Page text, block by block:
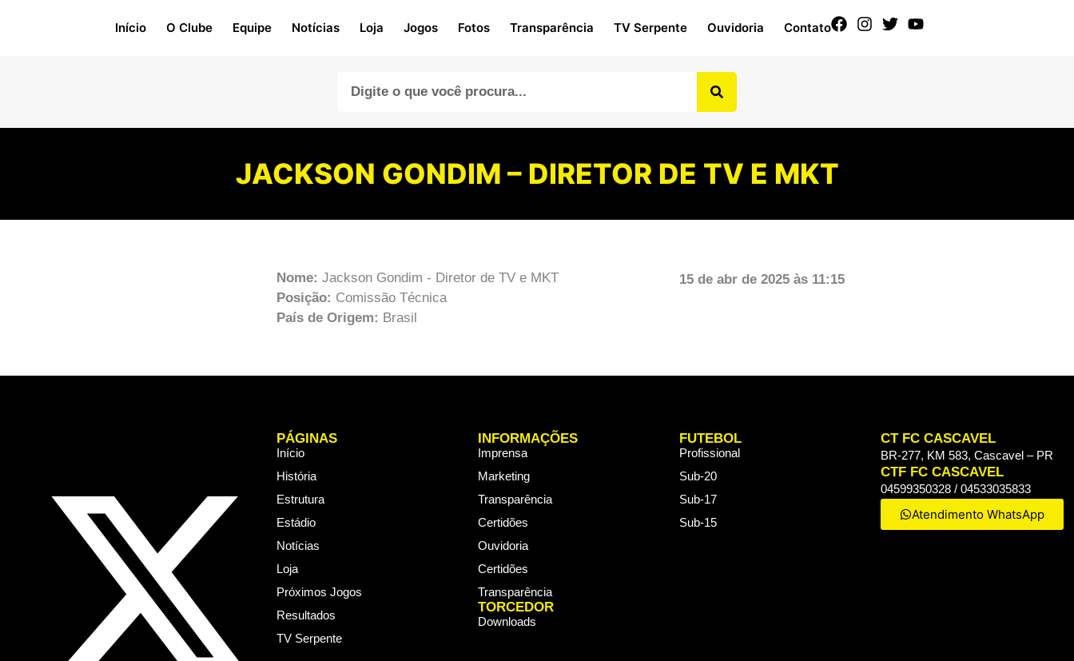
Início O Clube Equipe Notícias Loja Jogos Fotos Transparência TV Serpente Ouvidoria Contato
JACKSON GONDIM – DIRETOR DE TV E MKT
Nome: Jackson Gondim - Diretor de TV e MKT
Posição: Comissão Técnica
País de Origem: Brasil
15 de abr de 2025 às 11:15
PÁGINAS
Início
História
Estrutura
Estádio
Notícias
Loja
Próximos Jogos
Resultados
TV Serpente
INFORMAÇÕES
Imprensa
Marketing
Transparência
Certidões
Ouvidoria
Certidões
Transparência
TORCEDOR
Downloads
FUTEBOL
Profissional
Sub-20
Sub-17
Sub-15
CT FC CASCAVEL
BR-277, KM 583, Cascavel – PR
CTF FC CASCAVEL
04599350328 / 04533035833
Atendimento WhatsApp